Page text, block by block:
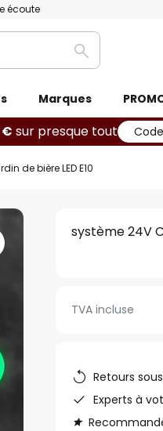
écoute
Rechercher
Marques
€ sur presque tout
de bière LED E10
système 24V
TVA incluse
Retours
Experts à